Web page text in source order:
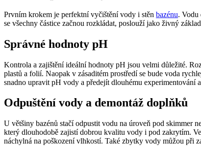
Prvním krokem je perfektní vyčištění vody i stěn bazénu. Vodu
se všechny částice začnou rozkládat, poslouží jako živný
Správné hodnoty pH
Kontrola a zajištění ideální hodnoty pH jsou velmi důležité.
plastů a folií. Naopak v zásaditém prostředí se bude voda
snadno upravit pH vody a předejít dlouhému experimentování
Odpuštění vody a demontáž doplňků
U většiny bazénů stačí odpustit vodu na úroveň pod skimmer
který dlouhodobě zajistí dobrou kvalitu vody i pod zakrytím.
náchylná na poškození vlhkostí. Také zbytky vody můžou při